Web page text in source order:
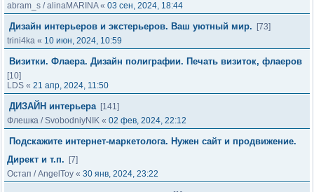
abram_s /alinaMARINA« 03 сен, 2024, 18:44
Дизайн интерьеров и экстерьеров. Ваш уютный мир.
[73]
trini4ka « 10 июн, 2024, 10:59
Визитки. Флаера. Дизайн полиграфии. Печать визиток, флаеров
[10]
LDS « 21 апр, 2024, 11:50
ДИЗАЙН интерьера [141]
Флешка /SvobodniyNIK « 02 фев, 2024, 22:12
Подскажите интернет-маркетолога. Нужен сайт и продвижение.
Директ и т.п.
[7]
Остап /AngelToy « 30 янв, 2024, 23:22